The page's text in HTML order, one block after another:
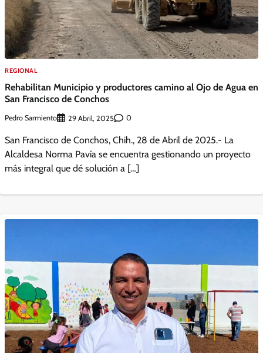
REGIONAL
Rehabilitan Municipio y productores camino al Ojo de Agua en
San Francisco de Conchos
Pedro Sarmiento 29 Abril, 2025 0
San Francisco de Conchos, Chih., 28 de Abril de 2025.- La
Alcaldesa Norma Pavía se encuentra gestionando un proyecto
más integral que dé solución a […]